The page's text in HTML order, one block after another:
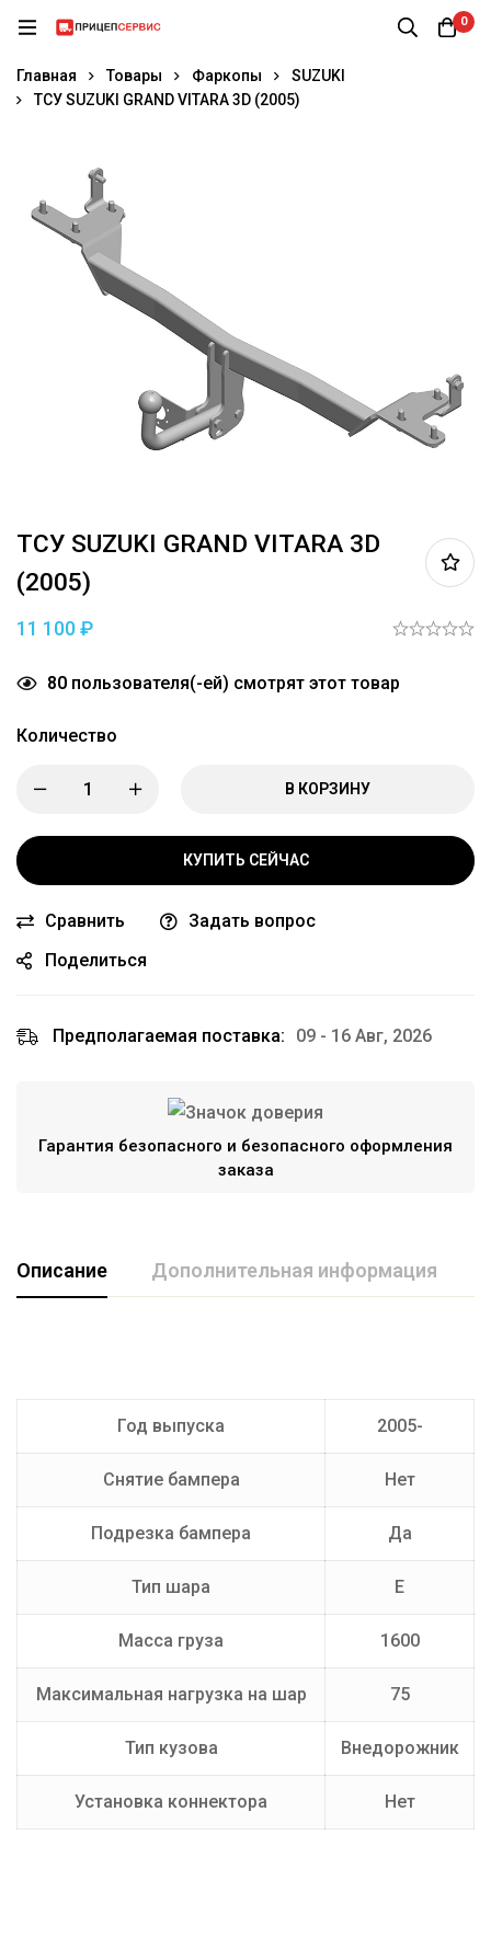
0
Главная Товары Фаркопы
SUZUKI
ТСУ SUZUKI GRAND VITARA 3D (2005)
ТСУ SUZUKI GRAND VITARA 3D
(2005)
11 100₽
80 пользователя(-ей) смотрят этот товар
Количество
В КОРЗИНУ
КУПИТЬ СЕЙЧАС
Сравнить
Задать вопрос
Поделиться
Предполагаемая поставка: 09 - 16 Авг, 2026
Гарантия безопасного и безопасного оформления
заказа
Описание Дополнительная информация
Год выпуска 2005-
Снятие бампера Нет
Подрезка бампера Да
Тип шара E
Масса груза 1600
Максимальная нагрузка на шар 75
Тип кузова Внедорожник
Установка коннектора Нет
E